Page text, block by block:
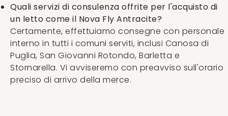
Quali servizi di consulenza offrite per l'acquisto di
un letto come il Nova Fly Antracite?
Certamente, effettuiamo consegne con personale
interno in tutti i comuni serviti, inclusi Canosa di
Puglia, San Giovanni Rotondo, Barletta e
Stornarella. Vi avviseremo con preavviso sull'orario
preciso di arrivo della merce.